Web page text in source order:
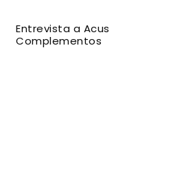
Entrevista a Acus
Complementos